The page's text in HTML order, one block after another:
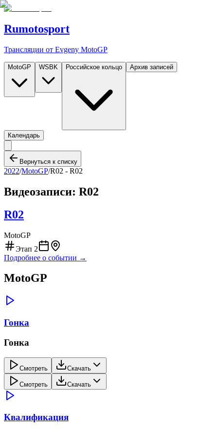
Rumotosport
Трансляции от Evgeny MotoGP
MotoGP WSBK Российское кольцо Архив записей
Календарь
Вернуться к списку
2022/MotoGP/R02 - R02
Видеозаписи: R02
R02
MotoGP
Этап 2
Подробнее о событии →
MotoGP
Гонка
Гонка
Смотреть Скачать
Смотреть Скачать
Квалификация